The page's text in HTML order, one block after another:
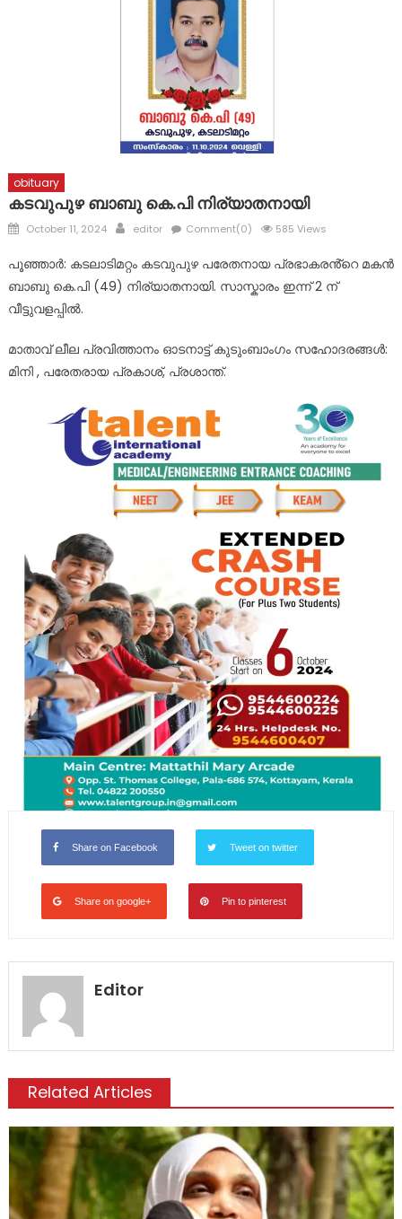
വിവിധ അപകടങ്ങളിൽ 2 പേർക്ക് പരുക്ക്
obituary
കടവുപുഴ ബാബു കെ.പി നിര്യാതനായി
Posted
October 11, 2024 Author
editor Comment(0) 585 Views
പൂഞ്ഞാർ: കടലാടിമറ്റം കടവുപുഴ പരേതനായ പ്രഭാകരൻ്റെ മകൻ
ബാബു കെ.പി (49) നിര്യാതനായി. സാസ്കാരം ഇന്ന് 2 ന്
വീട്ടുവളപ്പിൽ.
മാതാവ് ലീല പ്രവിത്താനം ഓടനാട്ട് കുടുംബാംഗം സഹോദരങ്ങൾ:
മിനി , പരേതരായ പ്രകാശ്, പ്രശാന്ത്.
Share on Facebook Tweet on twitter
Share on google+ Pin to pinterest
Editor
Related Articles